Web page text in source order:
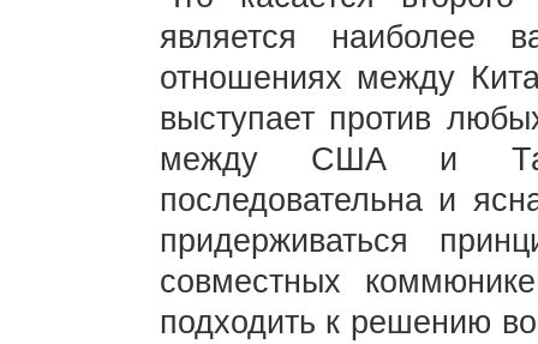
является наиболее
отношениях между
выступает против
между США и
последовательна и
придерживаться
совместных
подходить к решению